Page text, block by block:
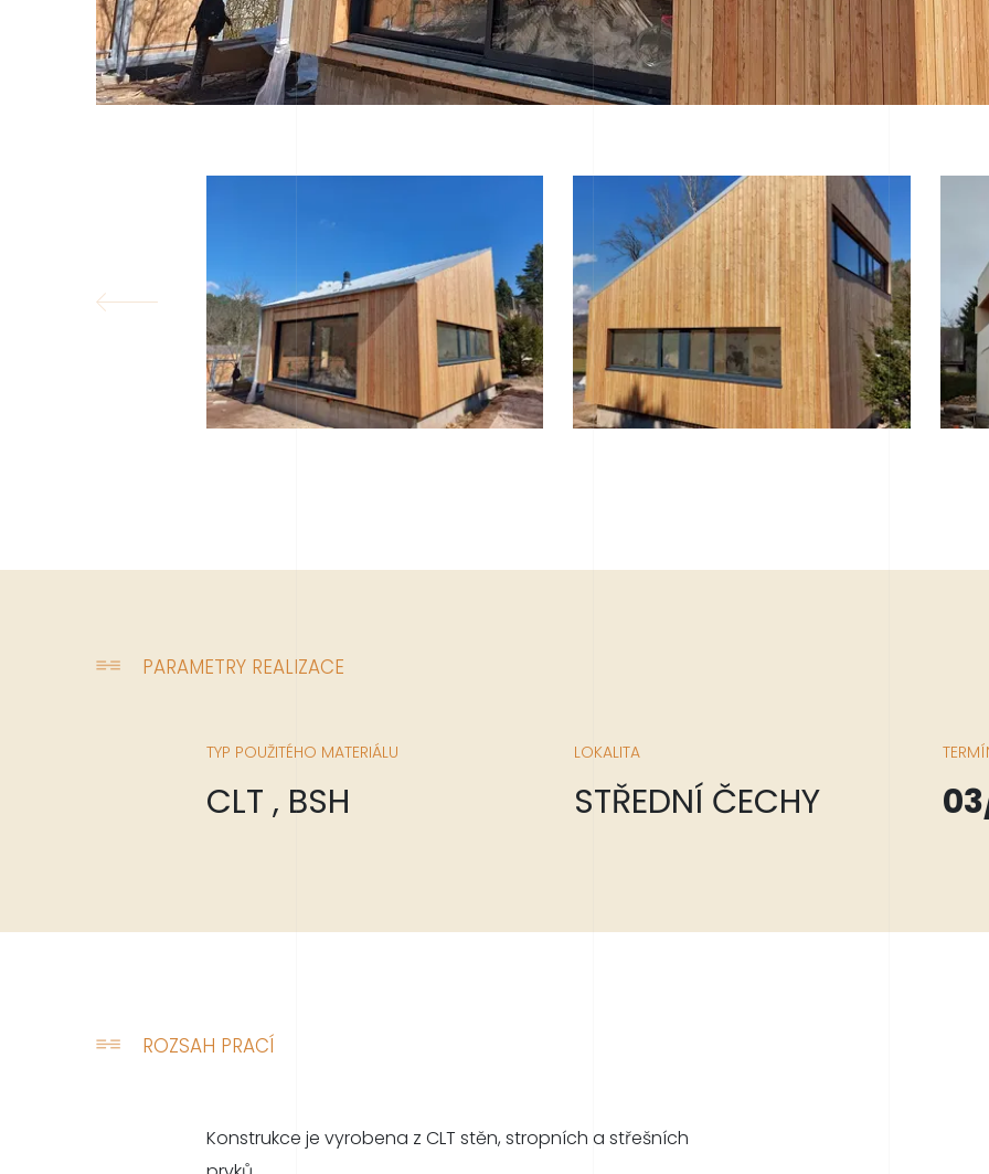
PARAMETRY REALIZACE
TYP POUŽITÉHO MATERIÁLU
CLT , BSH
LOKALITA
STŘEDNÍ ČECHY
ROZSAH PRACÍ
Konstrukce je vyrobena z CLT stěn, stropních a střešních